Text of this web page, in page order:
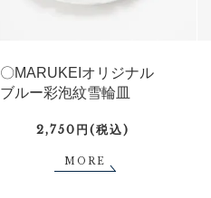
〇MARUKEIオリジナル
ブルー彩泡紋雪輪皿
2,750円(税込)
MORE